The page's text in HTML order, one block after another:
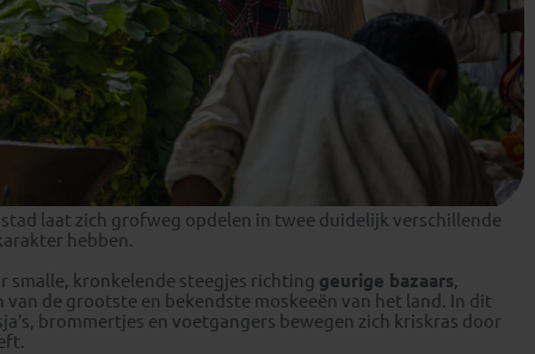
stad laat zich grofweg opdelen in twee duidelijk verschillende
hebben.
smalle, kronkelende steegjes richting geurige bazaars,
van de grootste en bekendste moskeeën van het land. In dit
brommertjes en voetgangers bewegen zich kriskras door
Marisa Lotte